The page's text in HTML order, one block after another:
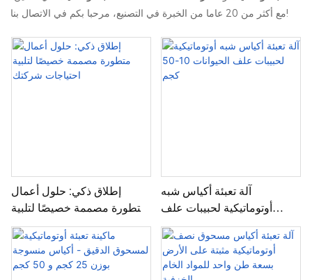
مع أكثر من 20 عاما من الخبرة في التصنيع، مرحبا بكم في الاتصال بنا!
إطلاق ذكي: حلول أعمال
متطورة مصممة خصيصًا لتلبية
احتياجات شركتك
آلة تعبئة أكياس شبه
أوتوماتيكية لحبيبات علف
الحيوانات 10-50 كجم